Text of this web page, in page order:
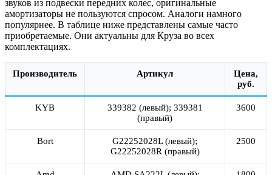
звуков из подвески передних колес, оригинальные
амортизаторы не пользуются спросом. Аналоги намного
популярнее. В таблице ниже представлены самые часто
приобретаемые. Они актуальны для Круза во всех
комплектациях.
Производитель Артикул
Цена,
руб.
KYB
339382 (левый); 339381
(правый)
3600
Bort
G22252028L (левый);
G22252028R (правый)
2500